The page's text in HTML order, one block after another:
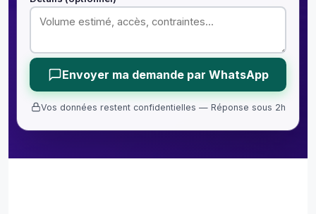
Envoyer ma demande par WhatsApp
Vos données restent confidentielles — Réponse sous 2h